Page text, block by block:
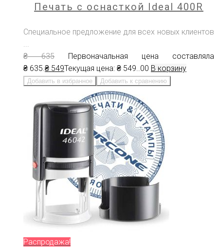
Печать с оснасткой Ideal 400R
Специальное предложение для всех новых клиентов
...
₴635
Первоначальная цена составляла
₴ 635.₴ 549Текущая цена: ₴ 549..00 В корзину
Добавить в избранное Добавить к сравнению
Распродажа!